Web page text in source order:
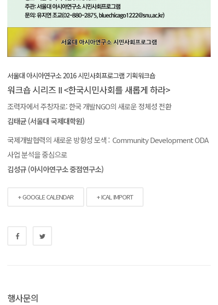
서울대 아시아연구소 2016 시민사회프로그램 기획워크숍
워크숍 시리즈 II <한국시민사회를 새롭게 하라>
조력자에서 주창자로: 한국 개발NGO의 새로운 정체성 전환
김태균 (서울대 국제대학원)
국제개발협력의 새로운 방향성 모색 : Community Development ODA
사업 분석을 중심으로
김성규 (아시아연구소 중점연구소)
+ GOOGLE CALENDAR + ICAL IMPORT
행사문의